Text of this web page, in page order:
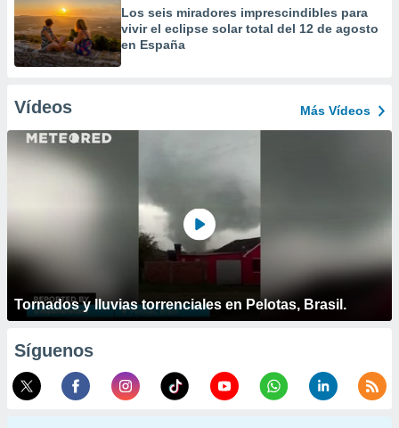
Los seis miradores imprescindibles para
vivir el eclipse solar total del 12 de agosto
en España
Vídeos Más Vídeos
Tornados y lluvias torrenciales en Pelotas, Brasil.
Síguenos